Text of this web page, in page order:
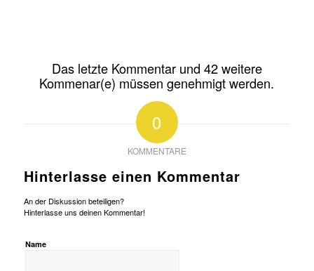
Das letzte Kommentar und 42 weitere
Kommenar(e) müssen genehmigt werden.
0
KOMMENTARE
Hinterlasse einen Kommentar
An der Diskussion beteiligen?
Hinterlasse uns deinen Kommentar!
Name